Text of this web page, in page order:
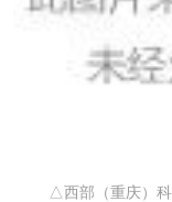
△西部（重庆）